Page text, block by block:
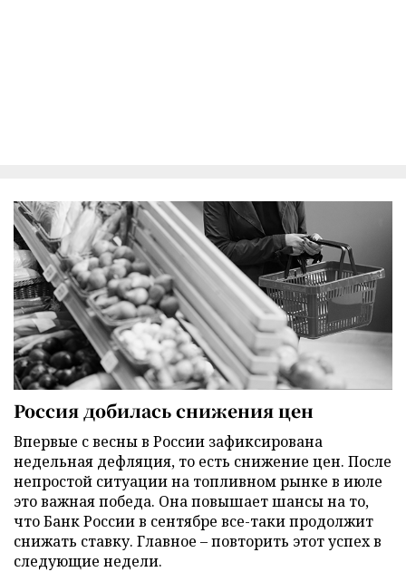
Россия добилась снижения цен
Впервые с весны в России зафиксирована
недельная дефляция, то есть снижение цен. После
непростой ситуации на топливном рынке в июле
это важная победа. Она повышает шансы на то,
что Банк России в сентябре все-таки продолжит
снижать ставку. Главное – повторить этот успех в
следующие недели.